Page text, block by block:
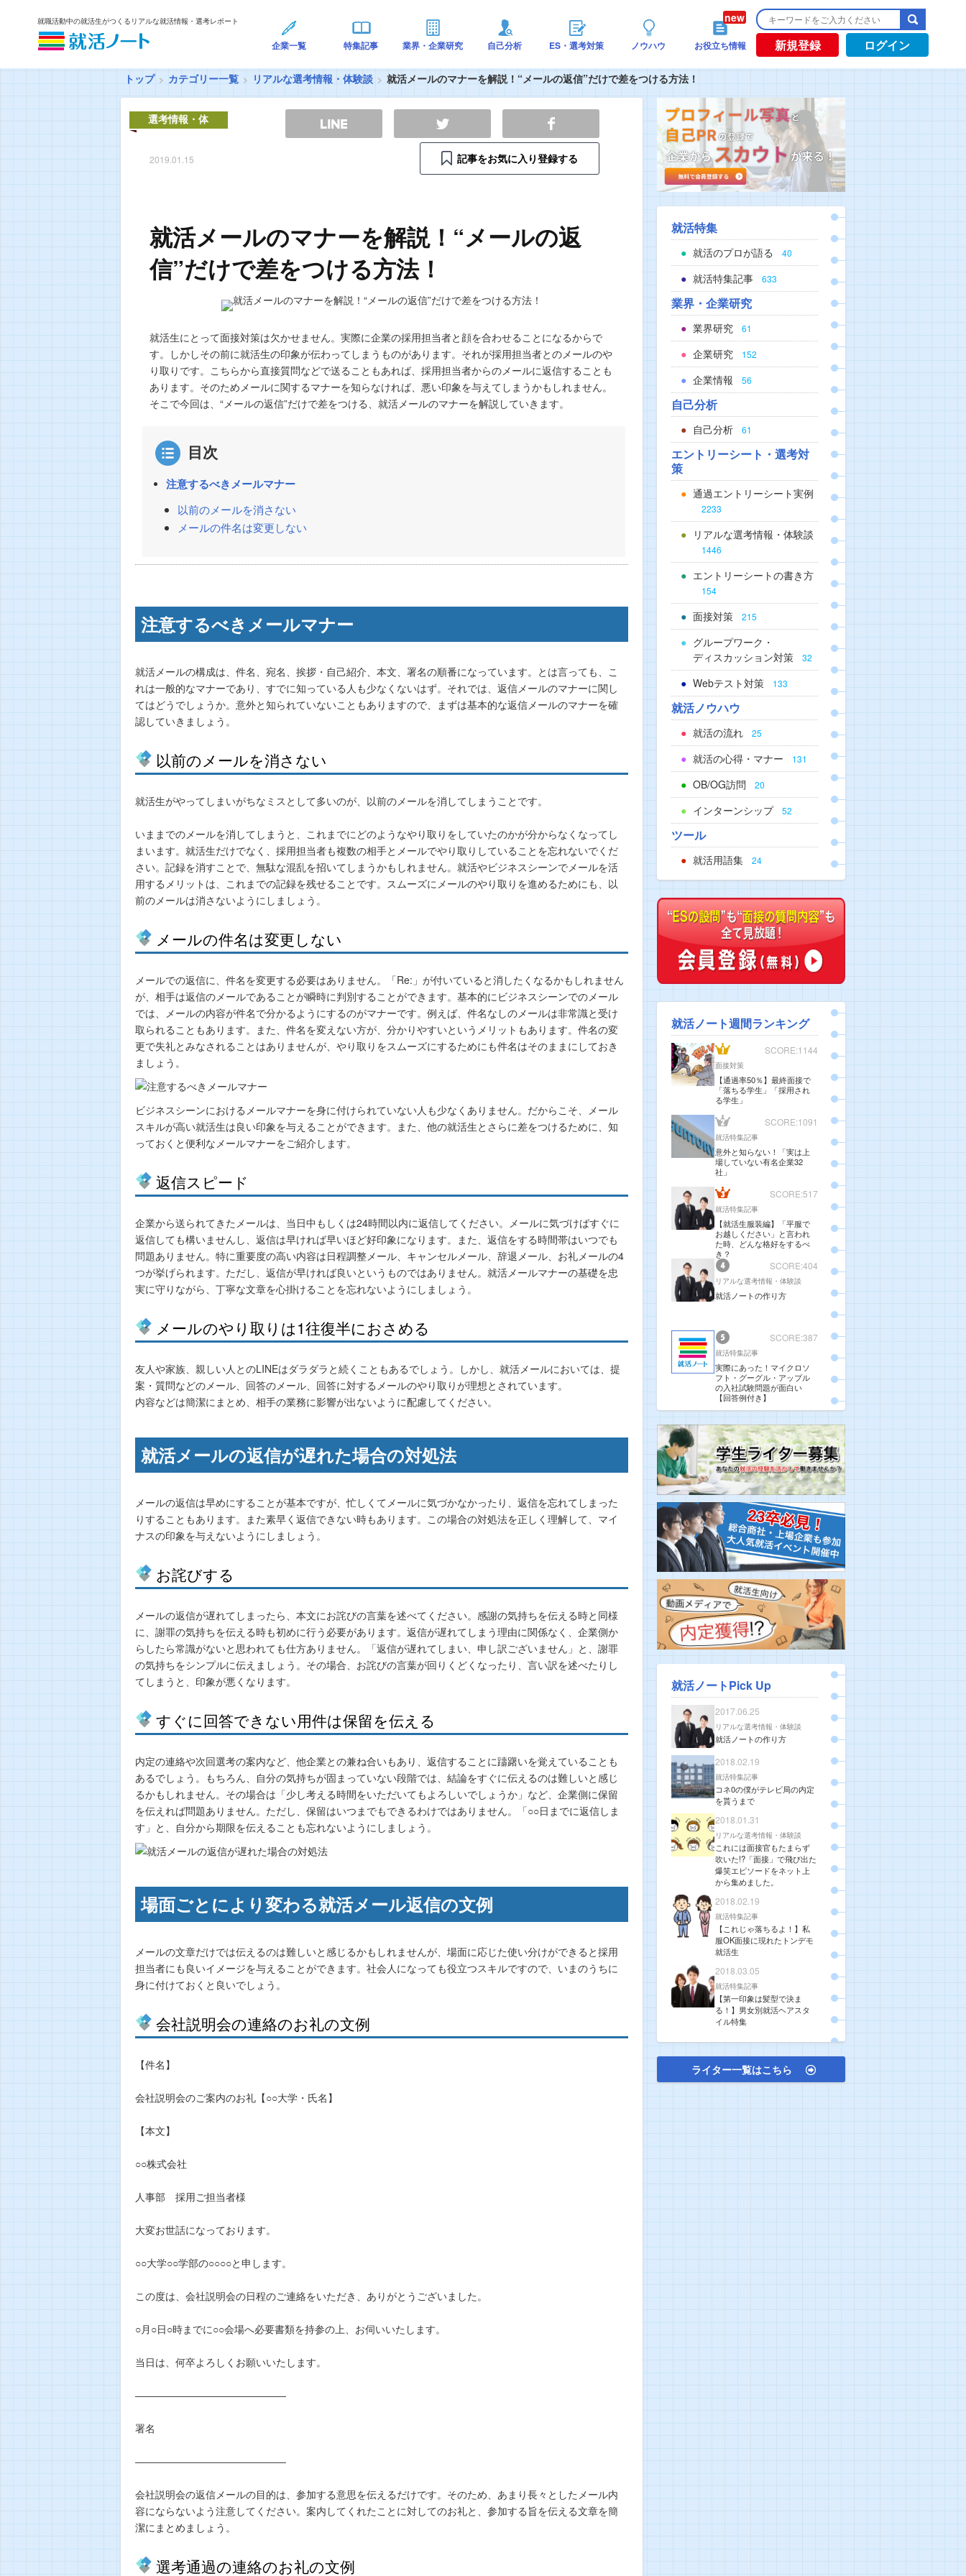
就職活動中の就活生がつくるリアルな就活情報・選考レポート
企業一覧 特集記事 業界・企業研究 自己分析 ES・選考対策 ノウハウ お役立ち情報 新規登録 ログイン
トップ カテゴリー一覧 リアルな選考情報・体験談 就活メールのマナーを解説！“メールの返信”だけで差をつける方法！
選考情報・体
2019.01.15 記事をお気に入り登録する
就活メールのマナーを解説！“メールの返
信”だけで差をつける方法！
就活生にとって面接対策は欠かせません。実際に企業の採用担当者と顔を合わせることになるからで
す。しかしその前に就活生の印象が伝わってしまうものがあります。それが採用担当者とのメールのや
り取りです。こちらから直接質問などで送ることもあれば、採用担当者からのメールに返信することも
あります。そのためメールに関するマナーを知らなければ、悪い印象を与えてしまうかもしれません。
そこで今回は、“メールの返信”だけで差をつける、就活メールのマナーを解説していきます。
目次
注意するべきメールマナー
以前のメールを消さない
メールの件名は変更しない
注意するべきメールマナー
就活メールの構成は、件名、宛名、挨拶・自己紹介、本文、署名の順番になっています。とは言っても、こ
れは一般的なマナーであり、すでに知っている人も少なくないはず。それでは、返信メールのマナーに関し
てはどうでしょうか。意外と知られていないこともありますので、まずは基本的な返信メールのマナーを確
認していきましょう。
以前のメールを消さない
就活生がやってしまいがちなミスとして多いのが、以前のメールを消してしまうことです。
いままでのメールを消してしまうと、これまでにどのようなやり取りをしていたのかが分からなくなってし
まいます。就活生だけでなく、採用担当者も複数の相手とメールでやり取りしていることを忘れないでくだ
さい。記録を消すことで、無駄な混乱を招いてしまうかもしれません。就活やビジネスシーンでメールを活
用するメリットは、これまでの記録を残せることです。スムーズにメールのやり取りを進めるためにも、以
前のメールは消さないようにしましょう。
メールの件名は変更しない
メールでの返信に、件名を変更する必要はありません。「Re:」が付いていると消したくなるかもしれません
が、相手は返信のメールであることが瞬時に判別することができます。基本的にビジネスシーンでのメール
では、メールの内容が件名で分かるようにするのがマナーです。例えば、件名なしのメールは非常識と受け
取られることもあります。また、件名を変えない方が、分かりやすいというメリットもあります。件名の変
更で失礼とみなされることはありませんが、やり取りをスムーズにするためにも件名はそのままにしておき
ましょう。
ビジネスシーンにおけるメールマナーを身に付けられていない人も少なくありません。だからこそ、メール
スキルが高い就活生は良い印象を与えることができます。また、他の就活生とさらに差をつけるために、知
っておくと便利なメールマナーをご紹介します。
返信スピード
企業から送られてきたメールは、当日中もしくは24時間以内に返信してください。メールに気づけばすぐに
返信しても構いませんし、返信は早ければ早いほど好印象になります。また、返信をする時間帯はいつでも
問題ありません。特に重要度の高い内容は日程調整メール、キャンセルメール、辞退メール、お礼メールの4
つが挙げられます。ただし、返信が早ければ良いというものではありません。就活メールマナーの基礎を忠
実に守りながら、丁寧な文章を心掛けることを忘れないようにしましょう。
メールのやり取りは1往復半におさめる
友人や家族、親しい人とのLINEはダラダラと続くこともあるでしょう。しかし、就活メールにおいては、提
案・質問などのメール、回答のメール、回答に対するメールのやり取りが理想とされています。
内容などは簡潔にまとめ、相手の業務に影響が出ないように配慮してください。
就活メールの返信が遅れた場合の対処法
メールの返信は早めにすることが基本ですが、忙しくてメールに気づかなかったり、返信を忘れてしまった
りすることもあります。また素早く返信できない時もあります。この場合の対処法を正しく理解して、マイ
ナスの印象を与えないようにしましょう。
お詫びする
メールの返信が遅れてしまったら、本文にお詫びの言葉を述べてください。感謝の気持ちを伝える時と同様
に、謝罪の気持ちを伝える時も初めに行う必要があります。返信が遅れてしまう理由に関係なく、企業側か
らしたら常識がないと思われても仕方ありません。「返信が遅れてしまい、申し訳ございません」と、謝罪
の気持ちをシンプルに伝えましょう。その場合、お詫びの言葉が回りくどくなったり、言い訳を述べたりし
てしまうと、印象が悪くなります。
すぐに回答できない用件は保留を伝える
内定の連絡や次回選考の案内など、他企業との兼ね合いもあり、返信することに躊躇いを覚えていることも
あるでしょう。もちろん、自分の気持ちが固まっていない段階では、結論をすぐに伝えるのは難しいと感じ
るかもしれません。その場合は「少し考える時間をいただいてもよろしいでしょうか」など、企業側に保留
を伝えれば問題ありません。ただし、保留はいつまでもできるわけではありません。「○○日までに返信しま
す」と、自分から期限を伝えることも忘れないようにしましょう。
場面ごとにより変わる就活メール返信の文例
メールの文章だけでは伝えるのは難しいと感じるかもしれませんが、場面に応じた使い分けができると採用
担当者にも良いイメージを与えることができます。社会人になっても役立つスキルですので、いまのうちに
身に付けておくと良いでしょう。
会社説明会の連絡のお礼の文例
【件名】
会社説明会のご案内のお礼【○○大学・氏名】
【本文】
○○株式会社
人事部 採用ご担当者様
大変お世話になっております。
○○大学○○学部の○○○○と申します。
この度は、会社説明会の日程のご連絡をいただき、ありがとうございました。
○月○日○時までに○○会場へ必要書類を持参の上、お伺いいたします。
当日は、何卒よろしくお願いいたします。
―――――――――――――――
署名
―――――――――――――――
会社説明会の返信メールの目的は、参加する意思を伝えるだけです。そのため、あまり長々としたメール内
容にならないよう注意してください。案内してくれたことに対してのお礼と、参加する旨を伝える文章を簡
潔にまとめましょう。
選考通過の連絡のお礼の文例
就活特集
就活のプロが語る 40
就活特集記事 633
業界・企業研究
業界研究 61
企業研究 152
企業情報 56
自己分析
自己分析 61
エントリーシート・選考対
策
通過エントリーシート実例
2233
リアルな選考情報・体験談
1446
エントリーシートの書き方
154
面接対策 215
グループワーク・
ディスカッション対策
32
Webテスト対策 133
就活ノウハウ
就活の流れ 25
就活の心得・マナー 131
OB/OG訪問 20
インターンシップ 52
ツール
就活用語集 24
就活ノート週間ランキング
SCORE:1144
面接対策
【通過率50％】最終面接で
「落ちる学生」「採用され
る学生」
SCORE:1091
就活特集記事
意外と知らない！「実は上
場していない有名企業32
社」
SCORE:517
就活特集記事
【就活生服装編】「平服で
お越しください」と言われ
た時、どんな格好をするべ
き？
SCORE:404
リアルな選考情報・体験談
就活ノートの作り方
SCORE:387
就活特集記事
実際にあった！マイクロソ
フト・グーグル・アップル
の入社試験問題が面白い
【回答例付き】
就活ノートPick Up
2017.06.25
リアルな選考情報・体験談
就活ノートの作り方
2018.02.19
就活特集記事
コネ0の僕がテレビ局の内定
を貰うまで
2018.01.31
リアルな選考情報・体験談
これには面接官もたまらず
吹いた!?「面接」で飛び出た
爆笑エピソードをネット上
から集めました。
2018.02.19
就活特集記事
【これじゃ落ちるよ！】私
服OK面接に現れたトンデモ
就活生
2018.03.05
就活特集記事
【第一印象は髪型で決ま
る！】男女別就活ヘアスタ
イル特集
ライター一覧はこちら